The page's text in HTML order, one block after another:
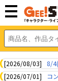
[2026/08/03]
8/
[2026/07/01]
コ